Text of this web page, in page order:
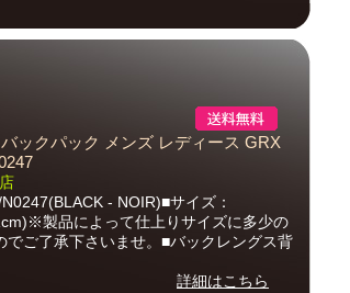
ックパック メンズ レディース GRX
- NOIR)■サイズ：
製品によって仕上りサイズに多少の
でご了承下さいませ。■バックレングス背
詳細はこちら